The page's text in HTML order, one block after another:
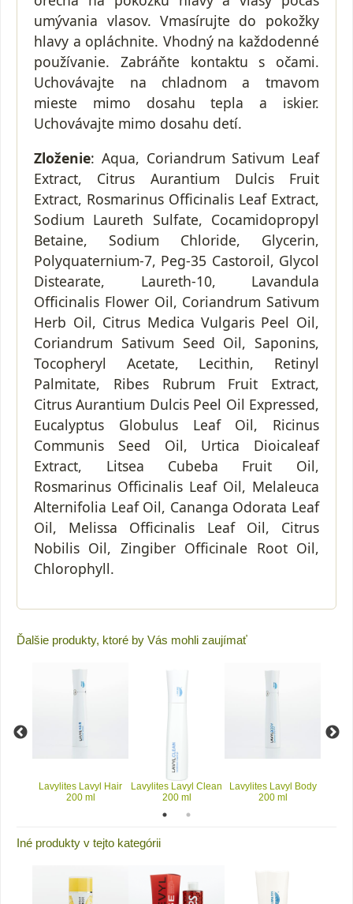
umývania vlasov. Vmasírujte do pokožky
hlavy a opláchnite. Vhodný na každodenné
používanie. Zabráňte kontaktu s očami.
Uchovávajte na chladnom a tmavom
mieste mimo dosahu tepla a iskier.
Uchovávajte mimo dosahu detí.
Zloženie: Aqua, Coriandrum Sativum Leaf
Extract, Citrus Aurantium Dulcis Fruit
Extract, Rosmarinus Officinalis Leaf Extract,
Sodium Laureth Sulfate, Cocamidopropyl
Betaine, Sodium Chloride, Glycerin,
Polyquaternium-7, Peg-35 Castoroil, Glycol
Distearate, Laureth-10, Lavandula
Officinalis Flower Oil, Coriandrum Sativum
Herb Oil, Citrus Medica Vulgaris Peel Oil,
Coriandrum Sativum Seed Oil, Saponins,
Tocopheryl Acetate, Lecithin, Retinyl
Palmitate, Ribes Rubrum Fruit Extract,
Citrus Aurantium Dulcis Peel Oil Expressed,
Eucalyptus Globulus Leaf Oil, Ricinus
Communis Seed Oil, Urtica Dioicaleaf
Extract, Litsea Cubeba Fruit Oil,
Rosmarinus Officinalis Leaf Oil, Melaleuca
Alternifolia Leaf Oil, Cananga Odorata Leaf
Oil, Melissa Officinalis Leaf Oil, Citrus
Nobilis Oil, Zingiber Officinale Root Oil,
Chlorophyll.
Ďalšie produkty, ktoré by Vás mohli zaujímať
Lavylites Lavyl Hair
200 ml
Lavylites Lavyl Clean
200 ml
Lavylites Lavyl Body
200 ml
Iné produkty v tejto kategórii